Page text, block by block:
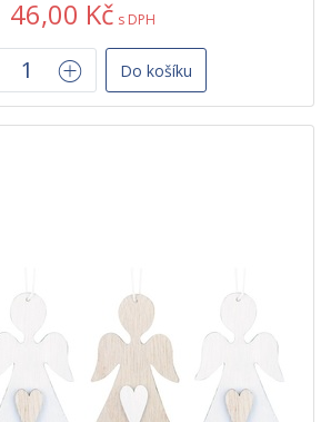
46,00 Kč s DPH
Do košíku